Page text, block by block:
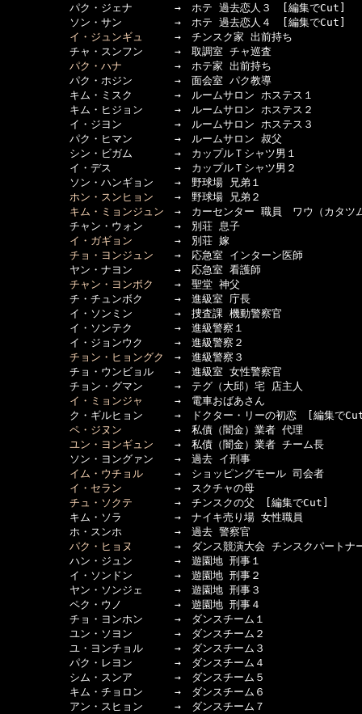
パク・ジェナ　　　　→　ホテ 過去恋人３　[編集でCut]
ソン・サン　　　　　→　ホテ 過去恋人４　[編集でCut]
イ・ジュンギュ
→　チンスク家 出前持ち
チャ・スンフン　　　→　取調室 チャ巡査
パク・ハナ →　ホテ家 出前持ち
パク・ホジン　　　　→　面会室 パク教導
キム・ミスク　　　　→　ルームサロン ホステス１
キム・ヒジョン　　　→　ルームサロン ホステス２
イ・ジヨン　　　　　→　ルームサロン ホステス３
パク・ヒマン　　　　→　ルームサロン 叔父
シン・ビガム　　　　→　カップルＴシャツ男１
イ・デス　　　　　　→　カップルＴシャツ男２
ソン・ハンギョン　　→　野球場 兄弟１
ホン・スンヒョン →　野球場 兄弟２
キム・ミョンジュン →　カーセンター 職員　ワウ（カタツ
チャン・ウォン　　　→　別荘 息子
イ・ガギョン →　別荘 嫁
チョ・ヨンジュン →　応急室 インターン医師
ヤン・ナヨン　　　　→　応急室 看護師
チャン・ヨンボク
→　聖堂 神父
チ・チュンボク　　　→　進級室 庁長
イ・ソンミン　　　　→　捜査課 機動警察官
イ・ソンテク　　　　→　進級警察１
イ・ジョンウク　　　→　進級警察２
チョン・ヒョングク
→　進級警察３
チョ・ウンビョル　　→　進級室 女性警察官
チョン・グマン　　　→　テグ（大邱）宅 店主人
イ・ミョンジャ
→　電車おばあさん
ク・ギルヒョン　　　→　ドクター・リーの初恋　[編集で
ペ・ジヌン →　私債（闇金）業者 代理
ユン・ヨンギュン →　私債（闇金）業者 チーム長
ソン・ヨングァン　　→　過去 イ刑事
イム・ウチョル →　ショッピングモール 司会者
イ・セラン →　スクチャの母
チュ・ソクテ →　チンスクの父　[編集でCut]
キム・ソラ　　　　　→　ナイキ売り場 女性職員
ホ・スンホ　　　　　→　過去 警察官
パク・ヒョヌ
→　ダンス競演大会 チンスクパートナ
ハン・ジュン　　　　→　遊園地 刑事１
イ・ソンドン　　　　→　遊園地 刑事２
ヤン・ソンジェ　　　→　遊園地 刑事３
ペク・ウノ　　　　　→　遊園地 刑事４
チョ・ヨンホン　　　→　ダンスチーム１
ユン・ソヨン　　　　→　ダンスチーム２
ユ・ヨンチョル　　　→　ダンスチーム３
パク・レヨン　　　　→　ダンスチーム４
シム・スンア　　　　→　ダンスチーム５
キム・チョロン　　　→　ダンスチーム６
アン・スヒョン　　　→　ダンスチーム７